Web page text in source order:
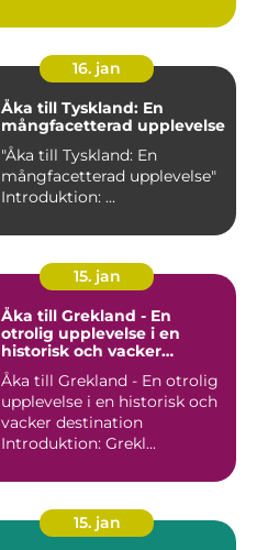
16. jan
Åka till Tyskland: En
mångfacetterad upplevelse
"Åka till Tyskland: En
mångfacetterad upplevelse"
Introduktion: ...
15. jan
Åka till Grekland - En
otrolig upplevelse i en
historisk och vacker
destination
Åka till Grekland - En otrolig
upplevelse i en historisk och
vacker destination
Introduktion: Grekl...
15. jan